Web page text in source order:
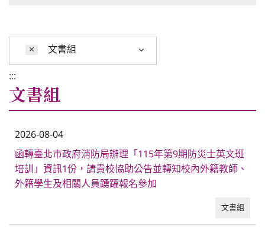
× 文書組
:::
文書組
2026-08-04
函轉臺北市政府消防局辦理「115年第9期防災士英文班
培訓」資訊1份，請貴校協助公告並轉知校內外籍教師、
外籍學生及相關人員踴躍報名參加
文書組
招生專區
校內分機表
普通型高中
技術型高中